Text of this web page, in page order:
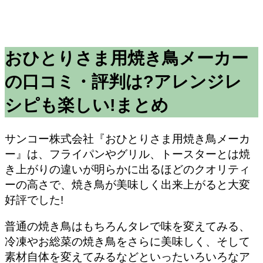
おひとりさま用焼き鳥メーカー
の口コミ・評判は?アレンジレ
シピも楽しい!まとめ
サンコー株式会社『おひとりさま用焼き鳥メーカ
ー』は、フライパンやグリル、トースターとは焼
き上がりの違いが明らかに出るほどのクオリティ
ーの高さで、焼き鳥が美味しく出来上がると大変
好評でした!
普通の焼き鳥はもちろんタレで味を変えてみる、
冷凍やお総菜の焼き鳥をさらに美味しく、そして
素材自体を変えてみるなどといったいろいろなア